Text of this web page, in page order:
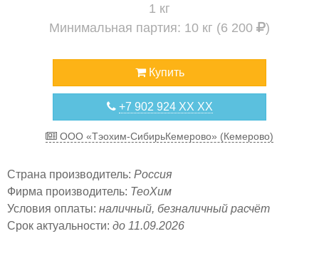
1 кг
Минимальная партия: 10 кг (6 200
)
Купить
+7 902 924 XX XX
ООО «Тэохим-СибирьКемерово» (Кемерово)
Страна производитель: Россия
Фирма производитель: ТеоХим
Условия оплаты: наличный, безналичный расчёт
Срок актуальности: до 11.09.2026